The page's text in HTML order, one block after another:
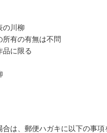
の川柳
有の有無は不問
に限る
は、郵便ハガキに以下の事項